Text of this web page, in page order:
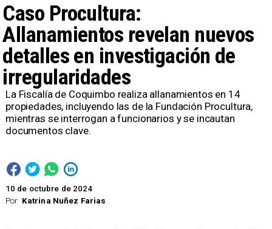
Por Katrina Nuñez Farias
Caso Procultura:
Allanamientos revelan nuevos
detalles en investigación de
irregularidades
10 de octubre de 2024
​La Fiscalía de Coquimbo realiza allanamientos en 14
propiedades, incluyendo las de la Fundación Procultura,
mientras se interrogan a funcionarios y se incautan
documentos clave.